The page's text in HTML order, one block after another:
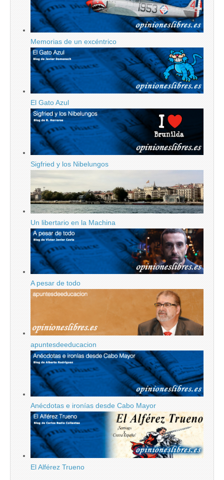
Memorias de un excéntrico
El Gato Azul
Sigfried y los Nibelungos
Un libertario en la Machina
A pesar de todo
apuntesdeeducacion
Anécdotas e ironías desde Cabo Mayor
El Alférez Trueno